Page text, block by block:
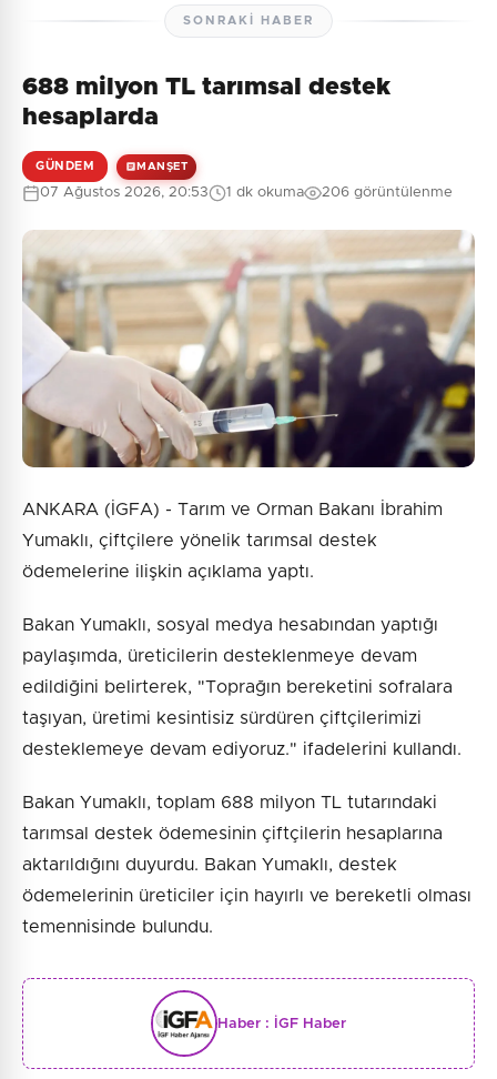
9 + 5 = ?
Gönder
Henüz yorum yapılmamış. İlk yorumu siz yapın!
SONRAKI HABER
688 milyon TL tarımsal destek
hesaplarda
GÜNDEM MANŞET
07 Ağustos 2026, 20:53 1 dk okuma 206 görüntülenme
ANKARA (İGFA) - Tarım ve Orman Bakanı İbrahim
Yumaklı, çiftçilere yönelik tarımsal destek
ödemelerine ilişkin açıklama yaptı.
Bakan Yumaklı, sosyal medya hesabından yaptığı
paylaşımda, üreticilerin desteklenmeye devam
edildiğini belirterek, "Toprağın bereketini sofralara
taşıyan, üretimi kesintisiz sürdüren çiftçilerimizi
desteklemeye devam ediyoruz." ifadelerini kullandı.
Bakan Yumaklı, toplam 688 milyon TL tutarındaki
tarımsal destek ödemesinin çiftçilerin hesaplarına
aktarıldığını duyurdu. Bakan Yumaklı, destek
ödemelerinin üreticiler için hayırlı ve bereketli olması
temennisinde bulundu.
Haber : İGF Haber